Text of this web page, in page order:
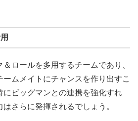
ロールを多用するチームであり、
ムメイトにチャンスを作り出すこ
にビッグマンとの連携を強化すれ
さらに発揮されるでしょう。